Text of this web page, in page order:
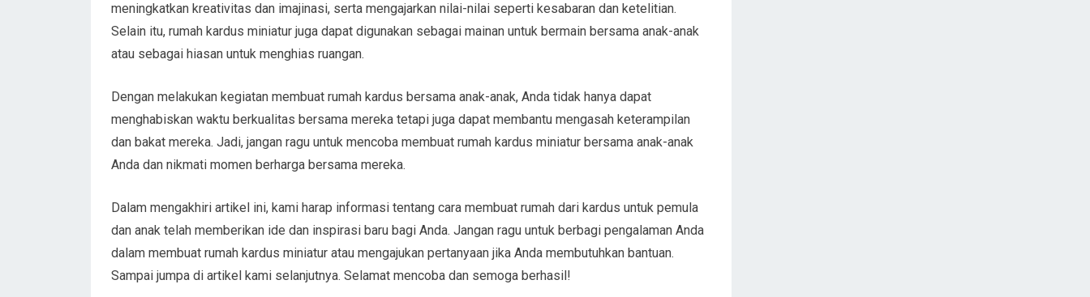
meningkatkan kreativitas dan imajinasi, serta mengajarkan nilai-nilai seperti kesabaran dan ketelitian.
Selain itu, rumah kardus miniatur juga dapat digunakan sebagai mainan untuk bermain bersama anak-anak
atau sebagai hiasan untuk menghias ruangan.
Dengan melakukan kegiatan membuat rumah kardus bersama anak-anak, Anda tidak hanya dapat
menghabiskan waktu berkualitas bersama mereka tetapi juga dapat membantu mengasah keterampilan
dan bakat mereka. Jadi, jangan ragu untuk mencoba membuat rumah kardus miniatur bersama anak-anak
Anda dan nikmati momen berharga bersama mereka.
Dalam mengakhiri artikel ini, kami harap informasi tentang cara membuat rumah dari kardus untuk pemula
dan anak telah memberikan ide dan inspirasi baru bagi Anda. Jangan ragu untuk berbagi pengalaman Anda
dalam membuat rumah kardus miniatur atau mengajukan pertanyaan jika Anda membutuhkan bantuan.
Sampai jumpa di artikel kami selanjutnya. Selamat mencoba dan semoga berhasil!